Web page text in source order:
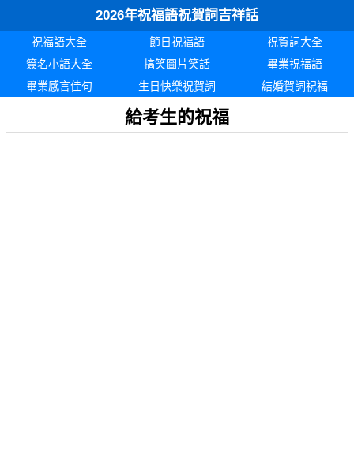
2026年祝福語祝賀詞吉祥話
祝福語大全 節日祝福語
祝賀詞大全
簽名小語大全
搞笑圖片笑話
畢業祝福語
畢業感言佳句
生日快樂祝賀詞 結婚賀詞祝福
給考生的祝福